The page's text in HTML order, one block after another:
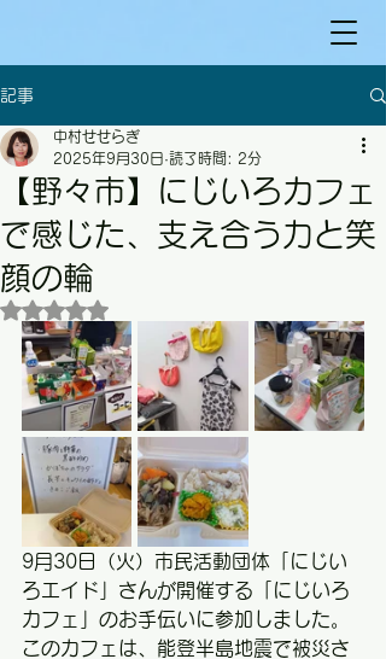
記事
【野々市】にじいろカフェ
で感じた、支え合う力と笑
顔の輪
中村せせらぎ
2025年9月30日 読了時間: 2分
5つ星のうちNaNと評価されています。
9月30日（火）市民活動団体「にじい
ろエイド」さんが開催する「にじいろ
カフェ」のお手伝いに参加しました。
このカフェは、能登半島地震で被災さ